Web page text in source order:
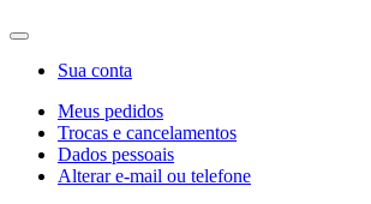
Sua conta
Meus pedidos
Trocas e cancelamentos
Dados pessoais
Alterar e-mail ou telefone